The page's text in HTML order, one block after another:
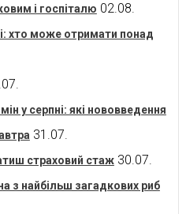
і госпіталю 02.08.
хто може отримати понад
у серпні: які нововведення
31.07.
страховий стаж 30.07.
з найбільш загадкових риб